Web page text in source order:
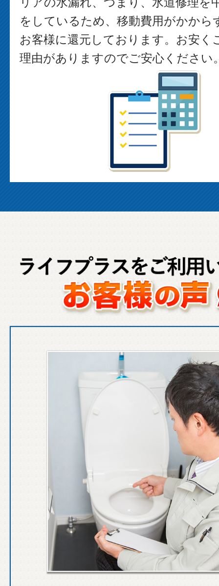
をしているため、移動費用がかから
お客様に還元しております。お安く
理由がありますのでご安心ください